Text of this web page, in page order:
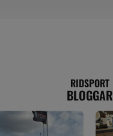
RIDSPORT
BLOGGAR